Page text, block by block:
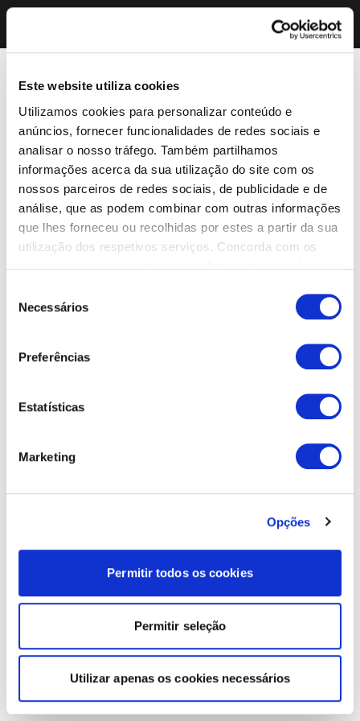
Este website utiliza cookies
Utilizamos cookies para personalizar conteúdo e
anúncios, fornecer funcionalidades de redes sociais e
analisar o nosso tráfego. Também partilhamos
informações acerca da sua utilização do site com os
nossos parceiros de redes sociais, de publicidade e de
análise, que as podem combinar com outras informações
que lhes forneceu ou recolhidas por estes a partir da sua
utilização dos respetivos serviços. Concorda com os
Necessários
Preferências
Estatísticas
Marketing
Opções
Permitir todos os cookies
Permitir seleção
Utilizar apenas os cookies necessários